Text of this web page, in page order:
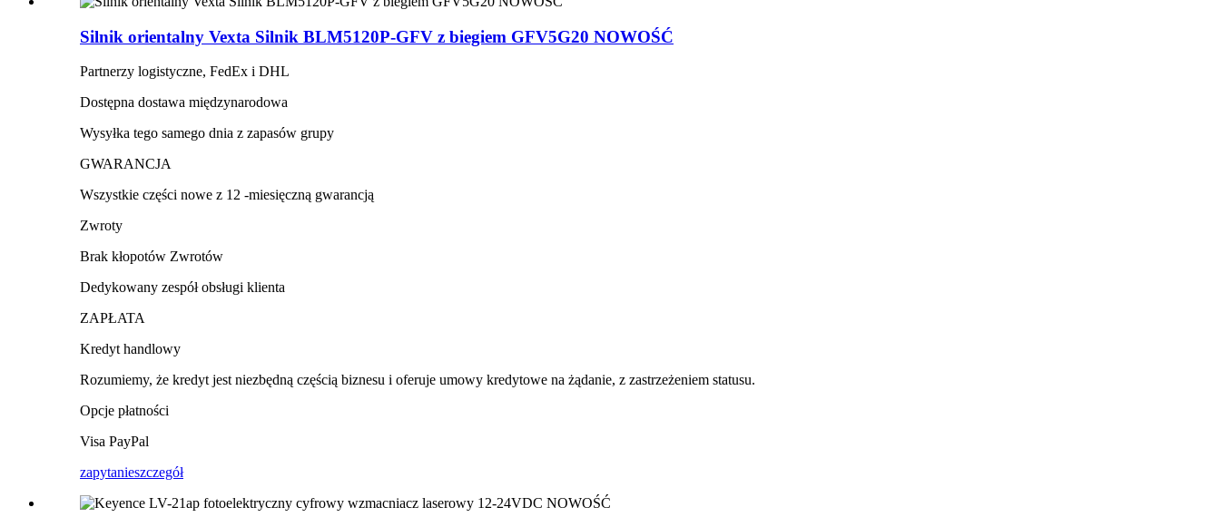
Silnik orientalny Vexta Silnik BLM5120P-GFV z biegiem GFV5G20 NOWOŚĆ
Partnerzy logistyczne, FedEx i DHL
Dostępna dostawa międzynarodowa
Wysyłka tego samego dnia z zapasów grupy
GWARANCJA
Wszystkie części nowe z 12 -miesięczną gwarancją
Zwroty
Brak kłopotów Zwrotów
Dedykowany zespół obsługi klienta
ZAPŁATA
Kredyt handlowy
Rozumiemy, że kredyt jest niezbędną częścią biznesu i oferuje umowy kredytowe na żądanie, z zastrzeżeniem statusu.
Opcje płatności
Visa PayPal
zapytanieszczegół